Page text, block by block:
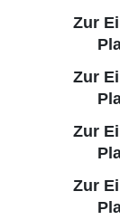
Zur
Zur
Zur
Zur